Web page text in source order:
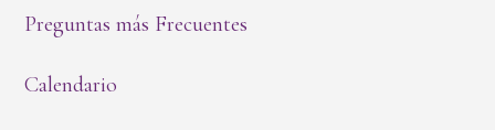
Preguntas más Frecuentes
Calendario